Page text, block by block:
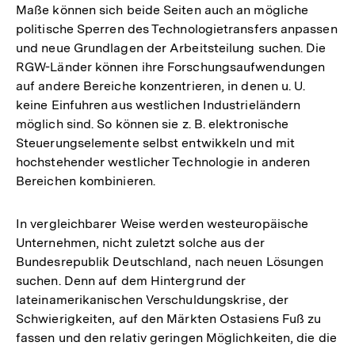
Maße können sich beide Seiten auch an mögliche
politische Sperren des Technologietransfers anpassen
und neue Grundlagen der Arbeitsteilung suchen. Die
RGW-Länder können ihre Forschungsaufwendungen
auf andere Bereiche konzentrieren, in denen u. U.
keine Einfuhren aus westlichen Industrieländern
möglich sind. So können sie z. B. elektronische
Steuerungselemente selbst entwikkeln und mit
hochstehender westlicher Technologie in anderen
Bereichen kombinieren.
In vergleichbarer Weise werden westeuropäische
Unternehmen, nicht zuletzt solche aus der
Bundesrepublik Deutschland, nach neuen Lösungen
suchen. Denn auf dem Hintergrund der
lateinamerikanischen Verschuldungskrise, der
Schwierigkeiten, auf den Märkten Ostasiens Fuß zu
fassen und den relativ geringen Möglichkeiten, die die